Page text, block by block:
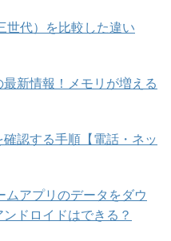
世代）を比較した違い
新情報！メモリが増える
認する手順【電話・ネッ
アプリのデータをダウ
ドロイドはできる？